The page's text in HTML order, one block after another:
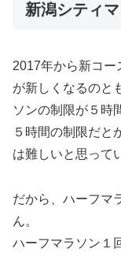
新潟シティ
2017年から新コー
が新しくなるのと
ソンの制限が５時
５時間の制限だと
は難しいと思って
だから、ハーフマ
ん。
ハーフマラソン１